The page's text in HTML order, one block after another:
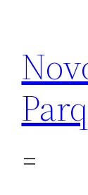
conteúdo